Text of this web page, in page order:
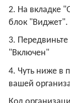
2. На вкладке
блок "Виджет".
3.
"Включен"
4. Чуть ниже в
вашей